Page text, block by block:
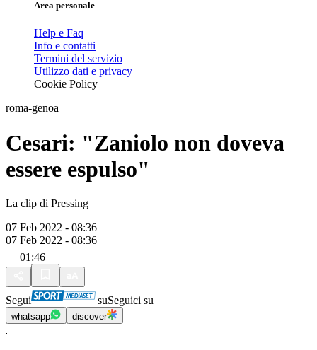
Area personale
Help e Faq
Info e contatti
Termini del servizio
Utilizzo dati e privacy
Cookie Policy
roma-genoa
Cesari: "Zaniolo non doveva
essere espulso"
La clip di Pressing
07 Feb 2022 - 08:36
07 Feb 2022 - 08:36
01:46
Segui suSeguici su
whatsapp discover